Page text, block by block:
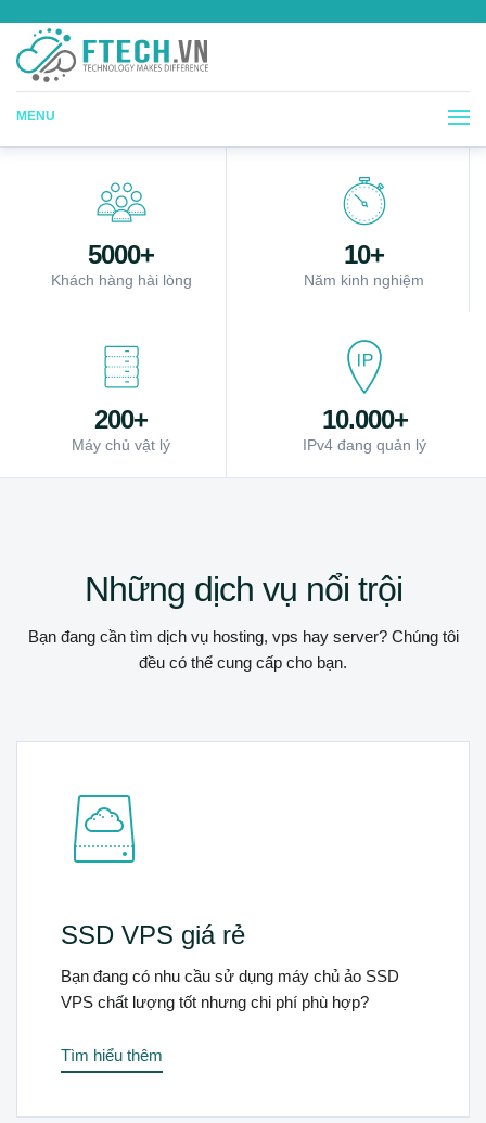
MENU
5000+
Khách hàng hài lòng
10+
Năm kinh nghiệm
200+
Máy chủ vật lý
10.000+
IPv4 đang quản lý
Những dịch vụ nổi trội
Bạn đang cần tìm dịch vụ hosting, vps hay server? Chúng tôi
đều có thể cung cấp cho bạn.
máy chủ ảo SSD
chi phí phù hợp?
Bạn cần máy chủ riêng,
server, website hay dự